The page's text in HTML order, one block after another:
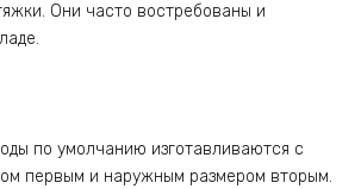
Они часто востребованы и
по умолчанию изготавливаются с
первым и наружным размером вторым.